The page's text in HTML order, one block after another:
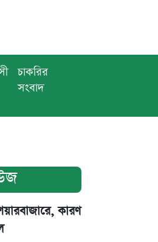
চাকরির
সংবাদ
কারণ